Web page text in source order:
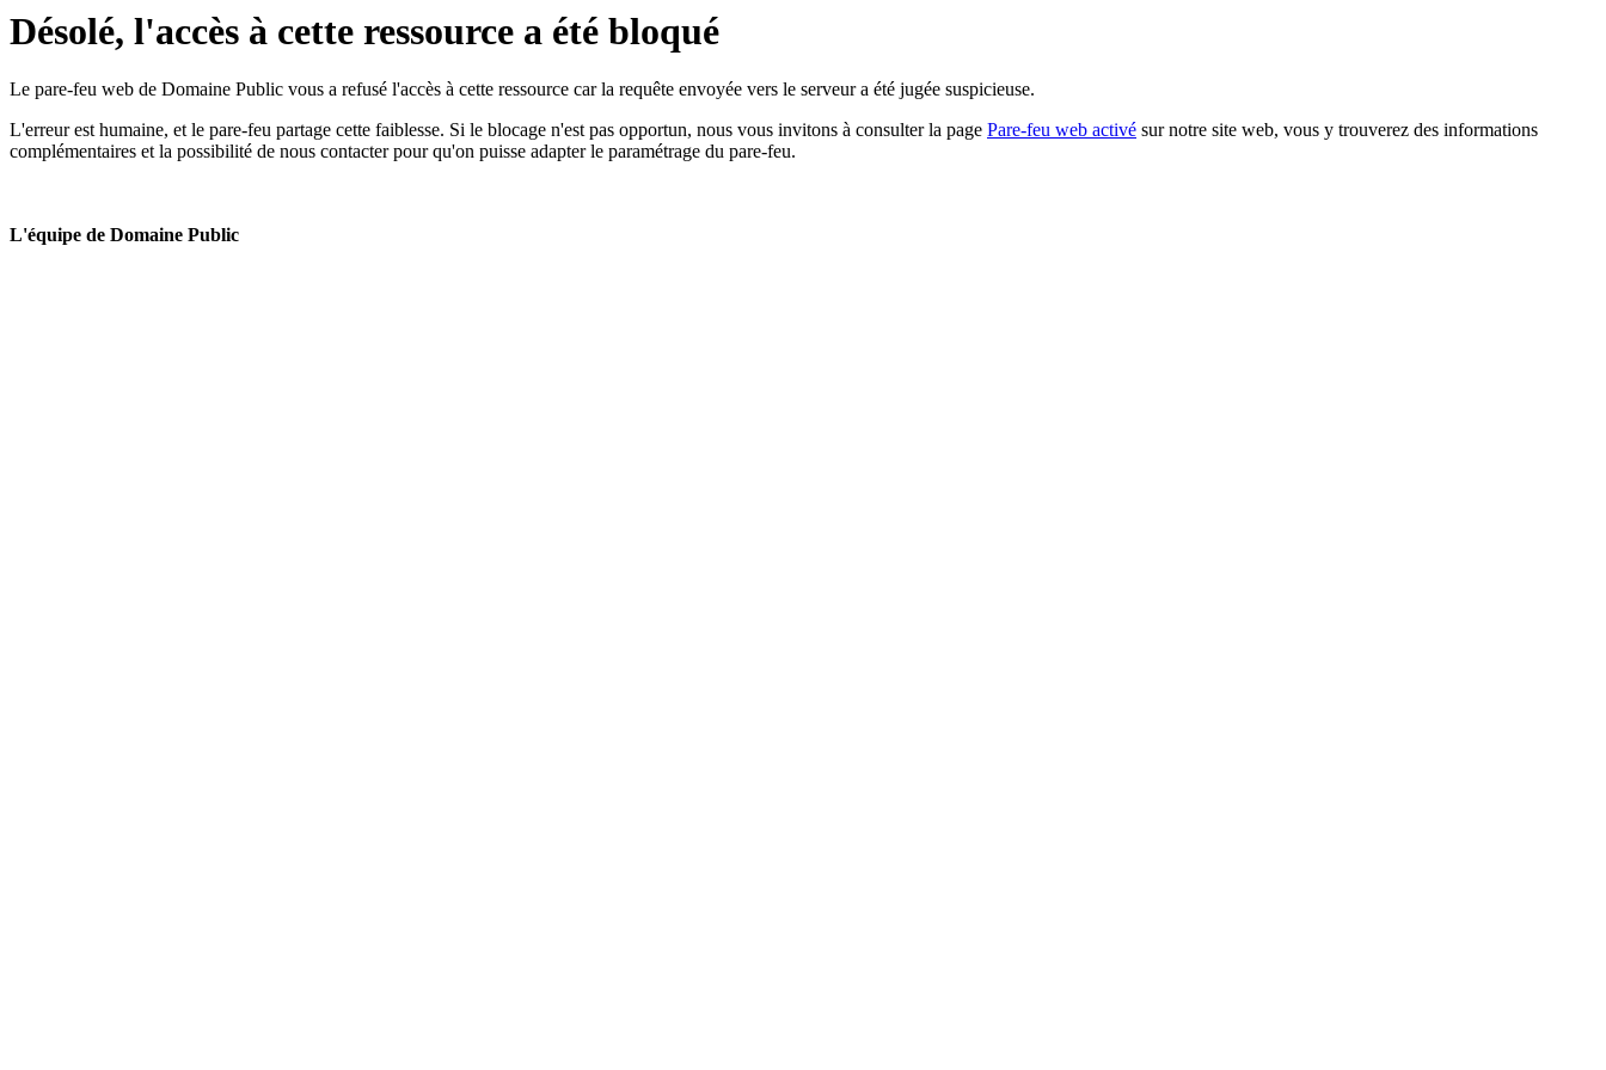
Désolé, l'accès à cette ressource a été bloqué
Le pare-feu web de Domaine Public vous a refusé l'accès à cette ressource car la requête envoyée vers le serveur a été jugée suspicieuse.
L'erreur est humaine, et le pare-feu partage cette faiblesse. Si le blocage n'est pas opportun, nous vous invitons à consulter la page Pare-feu web activé sur notre site web, vous y trouverez des informations
complémentaires et la possibilité de nous contacter pour qu'on puisse adapter le paramétrage du pare-feu.
L'équipe de Domaine Public